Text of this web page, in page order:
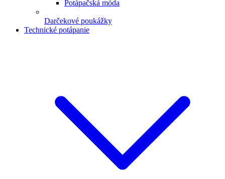
Potápačská móda
Darčekové poukážky
Technické potápanie